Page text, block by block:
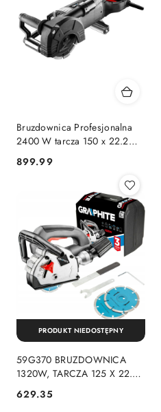
Bruzdownica Profesjonalna
2400 W tarcza 150 x 22.2
mm walizka 59G371
GRAPHITE
Cena:
899.99
59G370 BRUZDOWNICA
1320W, TARCZA 125 X 22.2
Cena:
629.35
PRODUKT NIEDOSTĘPNY